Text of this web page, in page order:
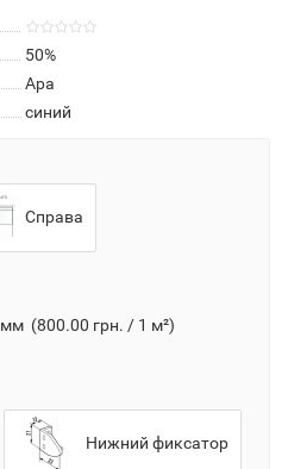
50%
Ара
синий
Справа
мм (800.00 грн. / 1 м²)
Нижний фиксатор